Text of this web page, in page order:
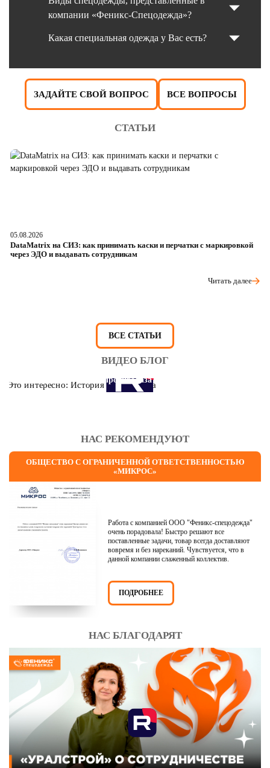
компании «Феникс-Спецодежда»?
Какая специальная одежда у Вас есть?
ЗАДАЙТЕ СВОЙ ВОПРОС ВСЕ ВОПРОСЫ
СТАТЬИ
05.08.2026
DataMatrix на СИЗ: как принимать каски и перчатки с маркировкой
через ЭДО и выдавать сотрудникам
Читать далее
ВСЕ СТАТЬИ
ВИДЕО БЛОГ
Это интересно: История противогаза
НАС РЕКОМЕНДУЮТ
ОБЩЕСТВО С ОГРАНИЧЕННОЙ ОТВЕТСТВЕННОСТЬЮ
«МИКРОС»
Работа с компанией ООО "Феникс-спецодежда"
очень порадовала! Быстро решают все
поставленные задачи, товар всегда доставляют
вовремя и без нареканий. Чувствуется, что в
данной компании слаженный коллектив.
ПОДРОБНЕЕ
НАС БЛАГОДАРЯТ